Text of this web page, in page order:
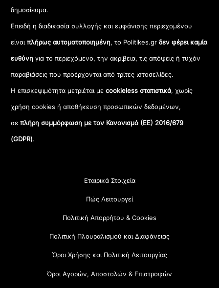
δημοσίευμα.
Επειδή η διαδικασία συλλογής και εμφάνισης περιεχομένου
είναιπλήρως αυτοματοποιημένη, το Politikes.grδεν φέρει καμία
ευθύνη για το περιεχόμενο, την ακρίβεια, τις απόψεις ή τυχόν
παραβιάσεις που προέρχονται από τρίτες ιστοσελίδες.
Η επισκεψιμότητα μετριέται μεcookieless στατιστικά, χωρίς
χρήση cookies ή αποθήκευση προσωπικών δεδομένων,
σεπλήρη συμμόρφωση με τον Κανονισμό (ΕΕ) 2016/679
(GDPR).
Εταιρικά Στοιχεία
Πώς Λειτουργεί
Πολιτική Απορρήτου & Cookies
Πολιτική Πλουραλισμού και Διαφάνειας
Όροι Χρήσης και Πολιτική Λειτουργίας
Όροι Αγορών, Αποστολών & Επιστροφών